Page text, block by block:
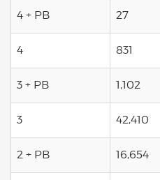
4 + PB 27
4 831
3 + PB 1,102
3 42,410
2 + PB 16,654